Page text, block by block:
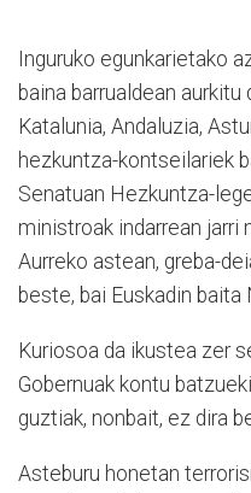
Inguruko egunkarietako
baina barrualdean aurkitu
Katalunia, Andaluzia,
hezkuntza-kontseilariek
Senatuan Hezkuntza-
ministroak indarrean jarri
Aurreko astean, greba-
beste, bai Euskadin baita
Kuriosoa da ikustea zer
Gobernuak kontu
guztiak, nonbait, ez dira
Asteburu honetan